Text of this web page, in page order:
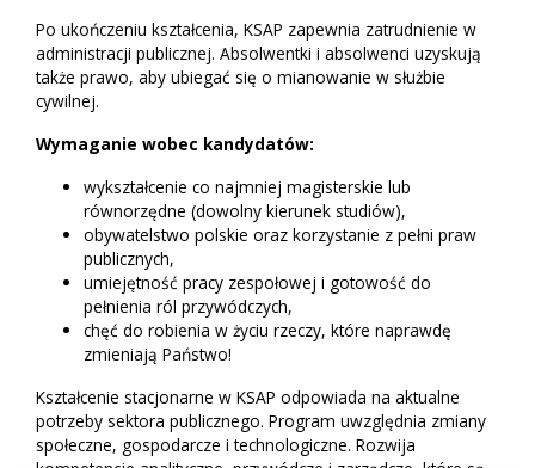
Po ukończeniu kształcenia, KSAP zapewnia zatrudnienie w
administracji publicznej. Absolwentki i absolwenci uzyskują
także prawo, aby ubiegać się o mianowanie w służbie
cywilnej.
Wymaganie wobec kandydatów:
wykształcenie co najmniej magisterskie lub
równorzędne (dowolny kierunek studiów),
obywatelstwo polskie oraz korzystanie z pełni praw
publicznych,
umiejętność pracy zespołowej i gotowość do
pełnienia ról przywódczych,
chęć do robienia w życiu rzeczy, które naprawdę
zmieniają Państwo!
Kształcenie stacjonarne w KSAP odpowiada na aktualne
potrzeby sektora publicznego. Program uwzględnia zmiany
społeczne, gospodarcze i technologiczne. Rozwija